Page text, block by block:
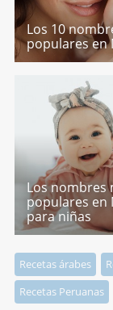
Los 10
populares en
Los nombres
populares en
para niñas
Recetas árabes
Recetas Peruanas